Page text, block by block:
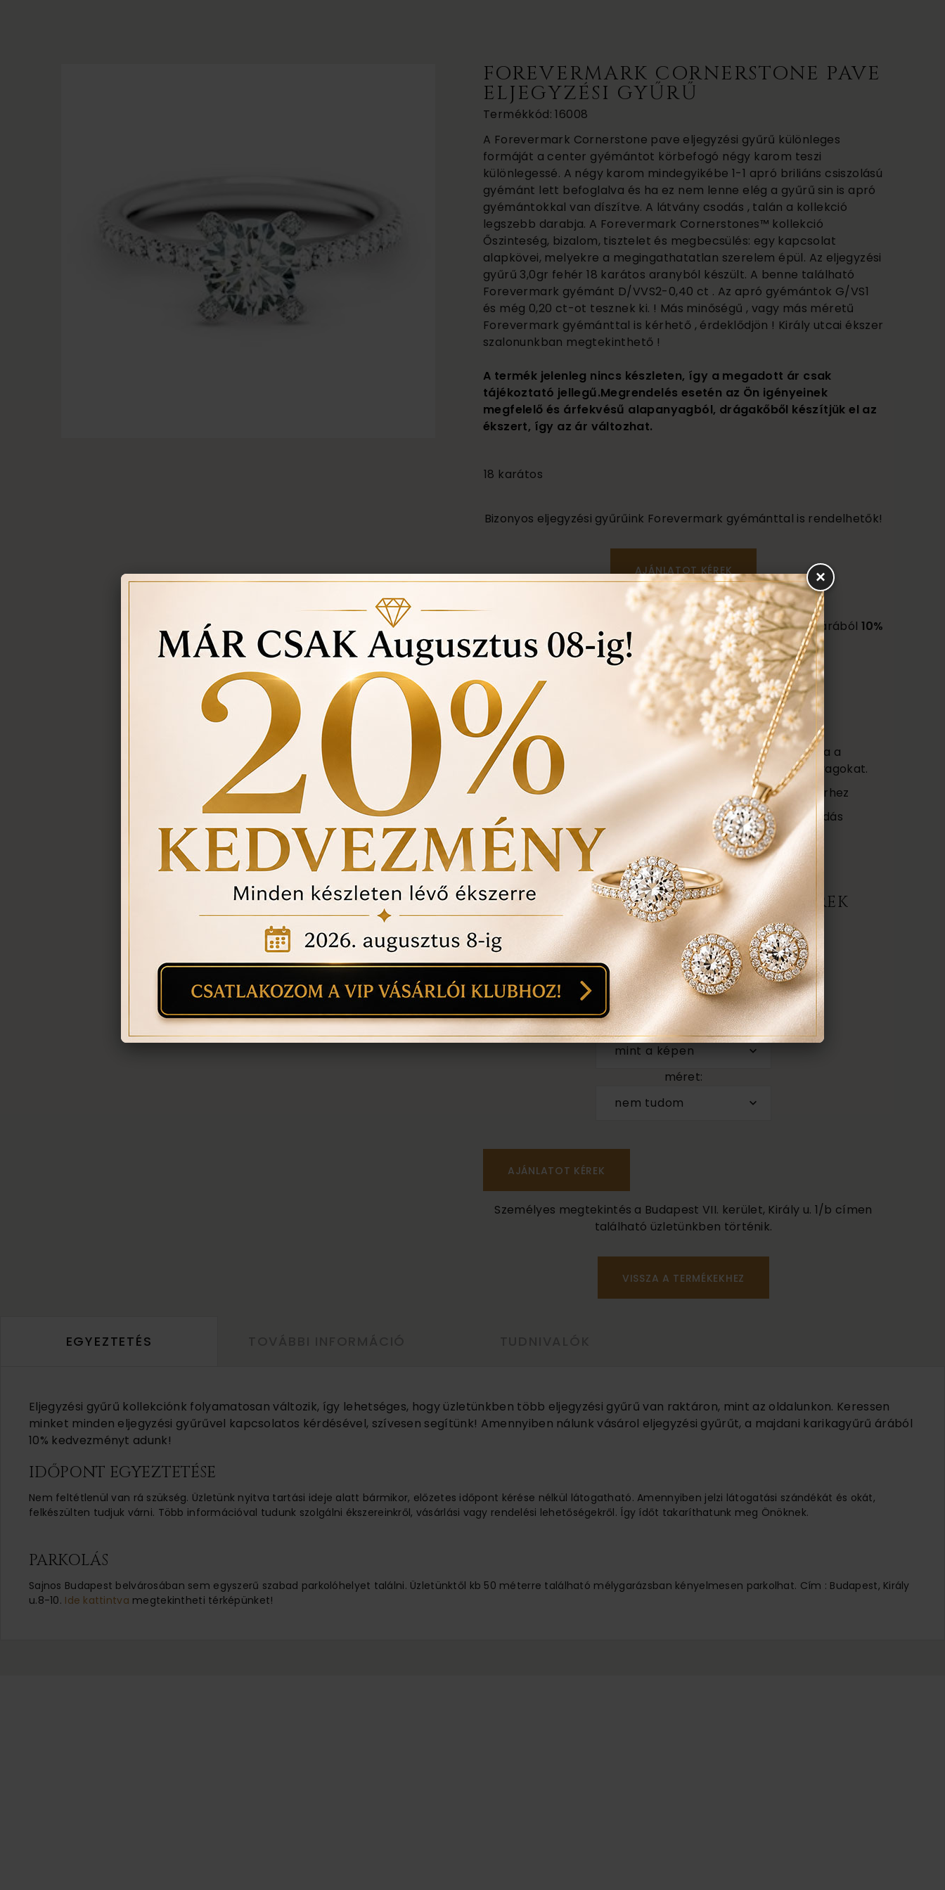
FOREVERMARK CORNERSTONE PAVE
ELJEGYZÉSI GYŰRŰ
Termékkód: 16008
A Forevermark Cornerstone pave eljegyzési gyűrű különleges
formáját a center gyémántot körbefogó négy karom teszi
különlegessé. A négy karom mindegyikébe 1-1 apró briliáns csiszolású
gyémánt lett befoglalva és ha ez nem lenne elég a gyűrű sin is apró
gyémántokkal van díszítve. A látvány csodás , talán a kollekció
legszebb darabja. A Forevermark Cornerstones™ kollekció
Őszinteség, bizalom, tisztelet és megbecsülés: egy kapcsolat
alapkövei, melyekre a megingathatatlan szerelem épül. Az eljegyzési
gyűrű 3,0gr fehér 18 karátos aranyból készült. A benne található
Forevermark gyémánt D/VVS2-0,40 ct . Az apró gyémántok G/VS1
és még 0,20 ct-ot tesznek ki. ! Más minőségű , vagy más méretű
Forevermark gyémánttal is kérhető , érdeklődjön ! Király utcai ékszer
szalonunkban megtekinthető !
A termék jelenleg nincs készleten, így a megadott ár csak
tájékoztató jellegű.Megrendelés esetén az Ön igényeinek
megfelelő és árfekvésű alapanyagból, drágakőből készítjük el az
ékszert, így az ár változhat.
18 karátos
Bizonyos eljegyzési gyűrűink Forevermark gyémánttal is rendelhetők!
Ha nálunk vásárol eljegyzési gyűrűt, a majdani karikagyűrű árából 10%
kedvezménytkap!
Ezen felül még:
Örökös garanciális tisztítás, polírozás
Ingyenes méret állítás
Vásárlási bizonylat avagy (Certificate) mely tartalmazza a
felhasznált kövek minőségét az ékszerben található anyagokat.
Ékszertartó doboz és ajándék tartó táska minden ékszerhez
Évente 1 alkalommal ingyenes ellenőrzés, rejtett károsodás
történt-e , mozgó kő, repedés a gyűrűn stb. Az általunk
felfedezett hibákat ingyenesen javítjuk.
ÉRDEKEL A TERMÉK, AJÁNLATOT KÉREK
darab
anyaga:
18 karátos
színe:
mint a képen
méret:
nem tudom
Személyes megtekintés a Budapest VII. kerület, Király u. 1/b címen
található üzletünkben történik.
VISSZA A TERMÉKEKHEZ
EGYEZTETÉS
Eljegyzési gyűrű kollekciónk folyamatosan változik, így lehetséges, hogy üzletünkben több eljegyzési gyűrű van raktáron, mint az oldalunkon. Keressen
minket minden eljegyzési gyűrűvel kapcsolatos kérdésével, szívesen segítünk! Amennyiben nálunk vásárol eljegyzési gyűrűt, a majdani karikagyűrű árából
10% kedvezményt adunk!
IDŐPONT EGYEZTETÉSE
Nem feltétlenül van rá szükség. Üzletünk nyitva tartási ideje alatt bármikor, előzetes időpont kérése nélkül látogatható. Amennyiben jelzi látogatási szándékát és okát,
felkészülten tudjuk várni. Több információval tudunk szolgálni ékszereinkről, vásárlási vagy rendelési lehetőségekről. Így ídőt takaríthatunk meg Önöknek.
PARKOLÁS
Sajnos Budapest belvárosában sem egyszerű szabad parkolóhelyet találni. Üzletünktől kb 50 méterre található mélygarázsban kényelmesen parkolhat. Cím : Budapest, Király
u.8-10. Ide kattintva megtekintheti térképünket!
×